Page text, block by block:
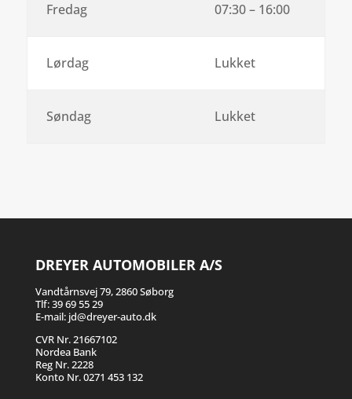
Fredag 07:30 – 16:00
Lørdag Lukket
Søndag Lukket
DREYER AUTOMOBILER A/S
Vandtårnsvej 79, 2860 Søborg
Tlf:39 69 55 29
E-mail: jd@dreyer-auto.dk
CVR Nr. 21667102
Nordea Bank
Reg Nr. 2228
Konto Nr. 0271 453 132